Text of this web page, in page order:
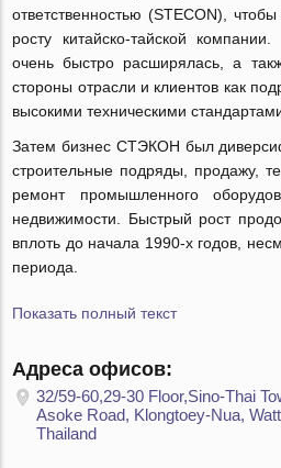
ответственностью (STECON),
росту китайско-тайской
очень быстро расширялась, а
стороны отрасли и клиентов как
высокими техническими
Затем бизнес СТЭКОН был
строительные подряды, продажу,
ремонт промышленного
недвижимости. Быстрый рост
вплоть до начала 1990-х годов,
периода.
Показать полный текст
Адреса офисов:
32/59-60,29-30 Floor,Sino-Thai
Asoke Road, Klongtoey-Nua,
Thailand